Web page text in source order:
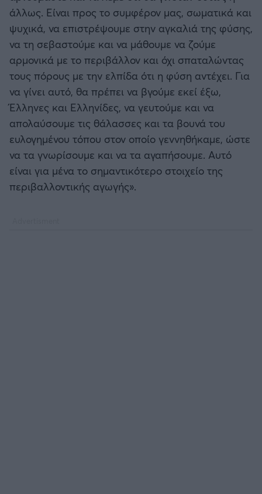
άλλως. Είναι προς το συμφέρον μας, σωματικά και
ψυχικά, να επιστρέψουμε στην αγκαλιά της φύσης,
να τη σεβαστούμε και να μάθουμε να ζούμε
αρμονικά με το περιβάλλον και όχι σπαταλώντας
τους πόρους με την ελπίδα ότι η φύση αντέχει. Για
να γίνει αυτό, θα πρέπει να βγούμε εκεί έξω,
Έλληνες και Ελληνίδες, να γευτούμε και να
απολαύσουμε τις θάλασσες και τα βουνά του
ευλογημένου τόπου στον οποίο γεννηθήκαμε, ώστε
να τα γνωρίσουμε και να τα αγαπήσουμε. Αυτό
είναι για μένα το σημαντικότερο στοιχείο της
περιβαλλοντικής αγωγής».